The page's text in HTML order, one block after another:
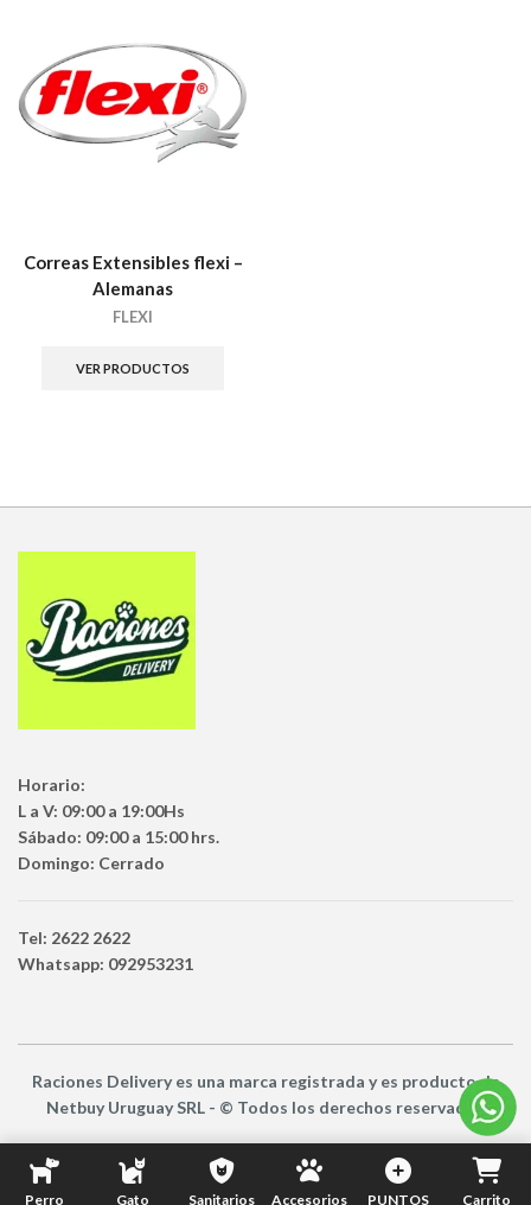
Correas Extensibles flexi –
Alemanas
FLEXI
VER PRODUCTOS
Horario:
L a V: 09:00 a 19:00Hs
Sábado: 09:00 a 15:00 hrs.
Domingo: Cerrado
Tel: 2622 2622
Whatsapp: 092953231
Raciones Deliveryes una marca registrada y es productode
Netbuy Uruguay SRL - © Todos los derechos reservados
Perro Gato Sanitarios Accesorios PUNTOS Carrito